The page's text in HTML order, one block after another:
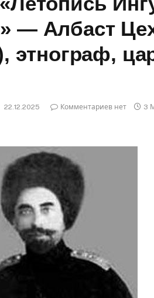
— Албаст
этнограф,
22.12.2025 Комментариев нет 3